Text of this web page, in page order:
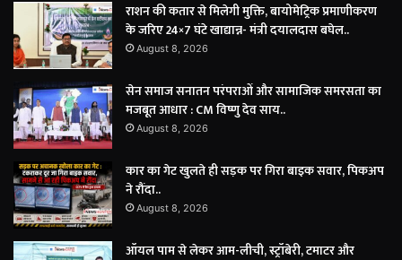
राशन की कतार से मिलेगी मुक्ति, बायोमेट्रिक प्रमाणीकरण
के जरिए 24×7 घंटे खाद्यान्न- मंत्री दयालदास बघेल..
August 8, 2026
सेन समाज सनातन परंपराओं और सामाजिक समरसता का
मजबूत आधार : CM विष्णु देव साय..
August 8, 2026
कार का गेट खुलते ही सड़क पर गिरा बाइक सवार, पिकअप
ने रौंदा..
August 8, 2026
ऑयल पाम से लेकर आम-लीची, स्ट्रॉबेरी, टमाटर और